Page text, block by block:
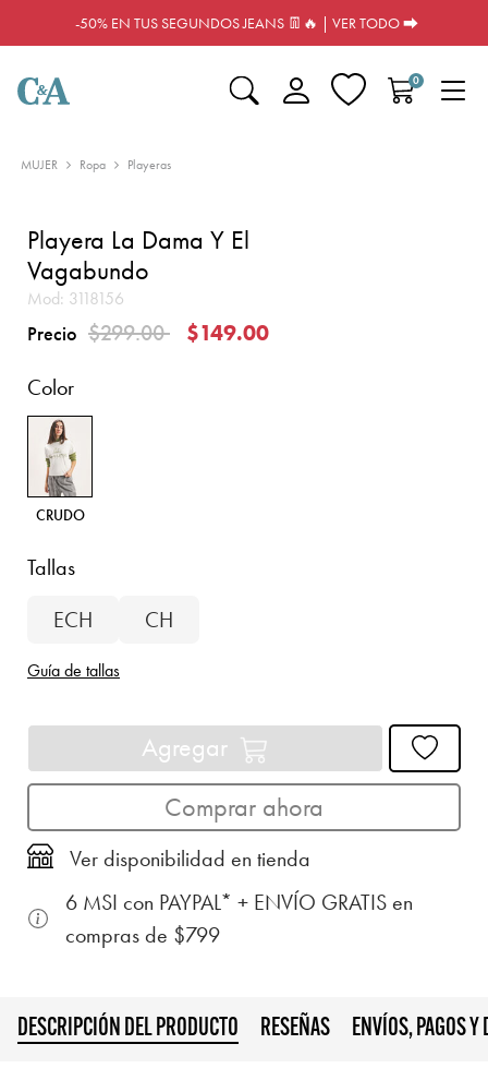
-50% EN TUS SEGUNDOS JEANS 👖🔥 | VER TODO ⮕
0
MUJER Ropa Playeras
Playera La Dama Y El
Vagabundo
Mod: 3118156
Precio Precio reducido de
$299.00a
$149.00
Color
CRUDO
Tallas
ECH
CH
Guía de tallas
Agregar
Comprar ahora
Ver disponibilidad en tienda
6 MSI con PAYPAL* + ENVÍO GRATIS en
compras de $799
DESCRIPCIÓN DEL PRODUCTO RESEÑAS ENVÍOS, PAGOS Y